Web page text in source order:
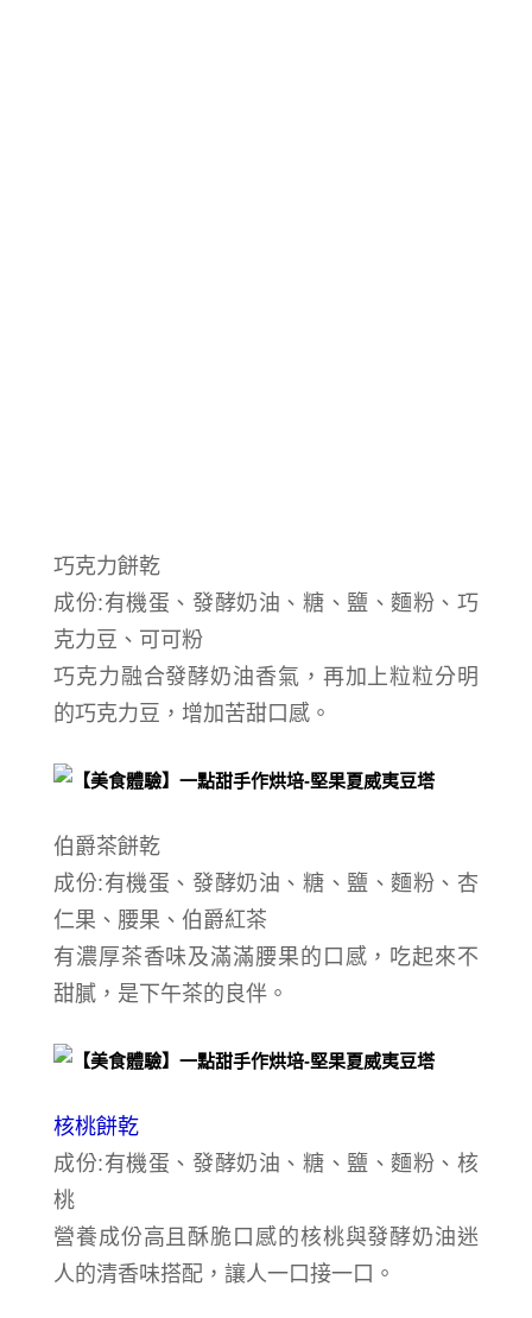
巧克力餅乾
成份:有機蛋、發酵奶油、糖、鹽、麵粉、巧
克力豆、可可粉
巧克力融合發酵奶油香氣，再加上粒粒分明
的巧克力豆，增加苦甜口感。
伯爵茶餅乾
成份:有機蛋、發酵奶油、糖、鹽、麵粉、 杏
仁果、腰果、伯爵紅茶
有濃厚茶香味及滿滿腰果的口感，吃起來不
甜膩，是下午茶的良伴。
核桃餅乾
成份:有機蛋、發酵奶油、糖、鹽、麵粉、核
桃
營養成份高且酥脆口感的核桃與發酵奶油迷
人的清香味搭配，讓人一口接一口。